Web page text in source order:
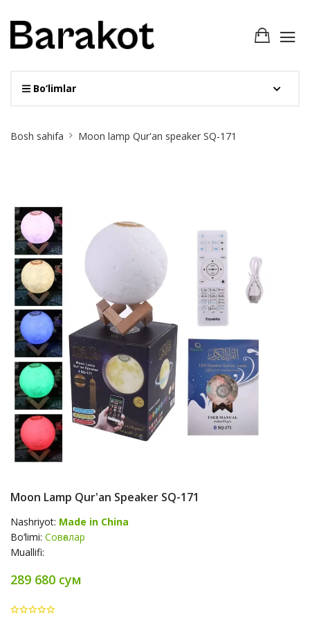
Bo‘limlar
Breadcrumb
Bosh sahifa Moon lamp Qur'an speaker SQ-171
Moon Lamp Qur'an Speaker SQ-171
Nashriyot: Made in China
Bo‘limi: Совғалар
Muallifi:
289 680 сум